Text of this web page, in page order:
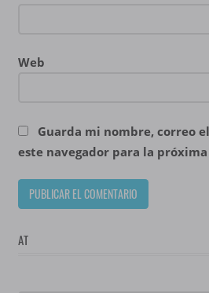
Web
Guarda mi nombre, correo
este navegador para la
AT